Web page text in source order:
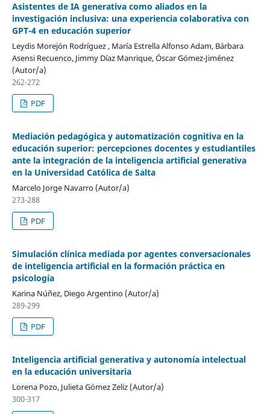
Asistentes de IA generativa como aliados en la
investigación inclusiva: una experiencia colaborativa con
GPT-4 en educación superior
Leydis Morejón Rodríguez , María Estrella Alfonso Adam, Bárbara
Asensi Recuenco, Jimmy Díaz Manrique, Óscar Gómez-Jiménez
(Autor/a)
262-272
PDF
Mediación pedagógica y automatización cognitiva en la
educación superior: percepciones docentes y estudiantiles
ante la integración de la inteligencia artificial generativa
en la Universidad Católica de Salta
Marcelo Jorge Navarro (Autor/a)
273-288
PDF
Simulación clínica mediada por agentes conversacionales
de inteligencia artificial en la formación práctica en
psicología
Karina Núñez, Diego Argentino (Autor/a)
289-299
PDF
Inteligencia artificial generativa y autonomía intelectual
en la educación universitaria
Lorena Pozo, Julieta Gómez Zeliz (Autor/a)
300-317